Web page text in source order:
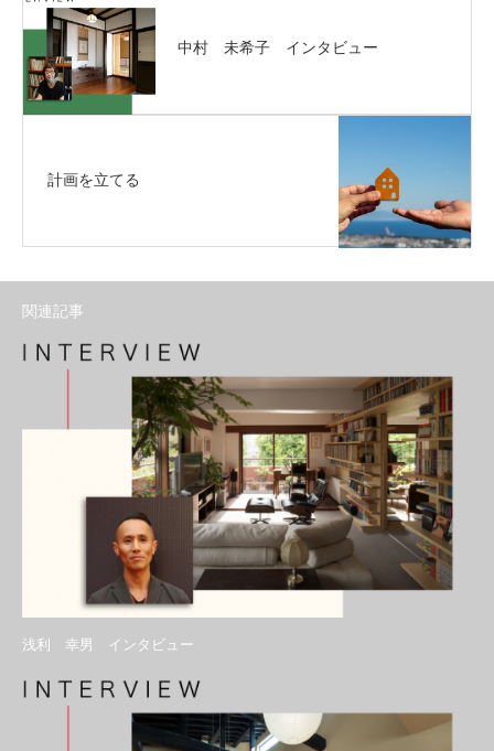
中村 未希子 インタビュー
計画を立てる
関連記事
浅利 幸男 インタビュー